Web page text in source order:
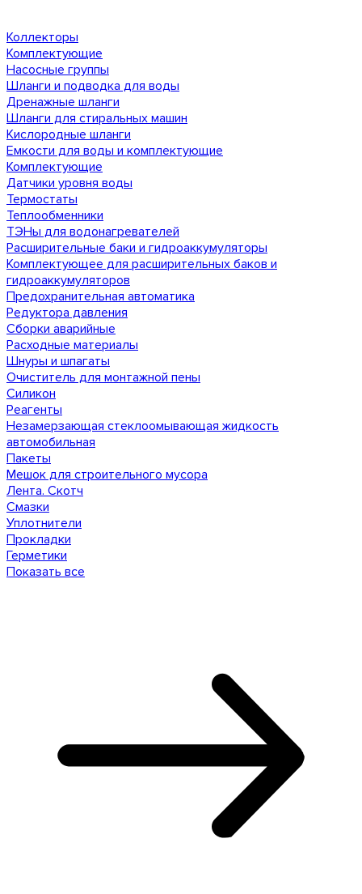
Коллекторы
Комплектующие
Насосные группы
Шланги и подводка для воды
Дренажные шланги
Шланги для стиральных машин
Кислородные шланги
Емкости для воды и комплектующие
Комплектующие
Датчики уровня воды
Термостаты
Теплообменники
ТЭНы для водонагревателей
Расширительные баки и гидроаккумуляторы
Комплектующее для расширительных баков и
гидроаккумуляторов
Предохранительная автоматика
Редуктора давления
Сборки аварийные
Расходные материалы
Шнуры и шпагаты
Очиститель для монтажной пены
Силикон
Реагенты
Незамерзающая стеклоомывающая жидкость
автомобильная
Пакеты
Мешок для строительного мусора
Лента. Скотч
Смазки
Уплотнители
Прокладки
Герметики
Показать все